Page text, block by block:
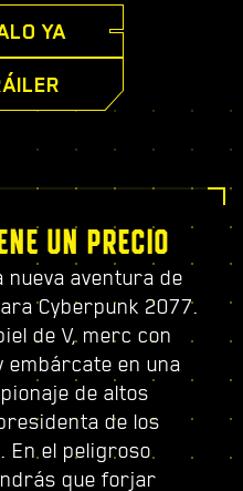
YA
UN PRECIO
nueva aventura de
Cyberpunk 2077.
de V, merc con
en una
de altos
de los
En el peligroso
que forjar